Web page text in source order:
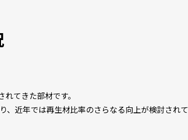
てきた部材です。
、近年では再生材比率のさらなる向上が検討されて